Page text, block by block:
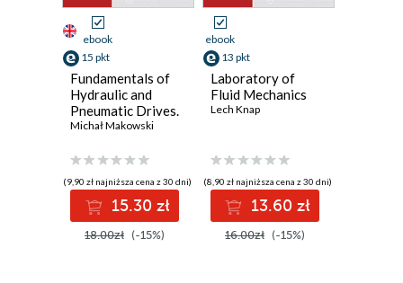
ebook
15 pkt
Fundamentals of
Hydraulic and
Pneumatic Drives.
Laboratory
Michał Makowski
(9,90 zł najniższa cena z 30 dni)
15.30 zł
18.00zł (-15%)
ebook
13 pkt
Laboratory of
Fluid Mechanics
Lech Knap
(8,90 zł najniższa cena z 30 dni)
13.60 zł
16.00zł (-15%)